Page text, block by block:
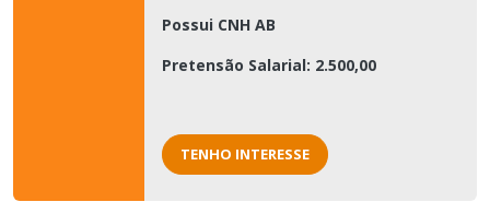
Possui CNH AB
Pretensão Salarial: 2.500,00
TENHO INTERESSE